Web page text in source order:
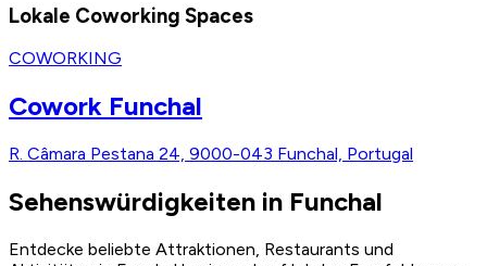
Lokale Coworking Spaces
COWORKING
Cowork Funchal
R. Câmara Pestana 24, 9000-043 Funchal, Portugal
Sehenswürdigkeiten in Funchal
Entdecke beliebte Attraktionen, Restaurants und